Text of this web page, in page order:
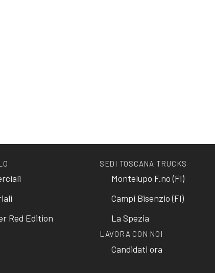
Red Edition
SEDI TOSCANA TRUCKS
Montelupo F.no (FI)
Campi Bisenzio (FI)
La Spezia
LAVORA CON NOI
Candidati ora